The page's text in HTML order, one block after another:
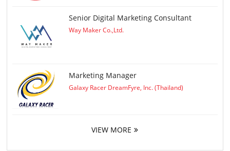
Senior Digital Marketing Consultant
Way Maker Co.,Ltd.
Marketing Manager
Galaxy Racer DreamFyre, Inc. (Thailand)
VIEW MORE